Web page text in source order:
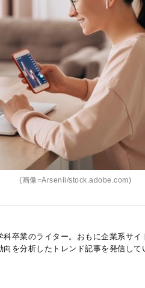
(画像=Arsenii/stock.adobe.com)
科卒業のライター。おもに企業系サ
向を分析したトレンド記事を発信して